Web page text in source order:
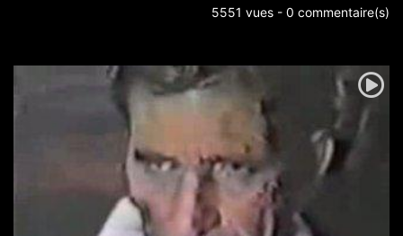
5551 vues - 0 commentaire(s)